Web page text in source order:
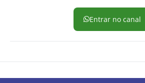
Entrar no canal